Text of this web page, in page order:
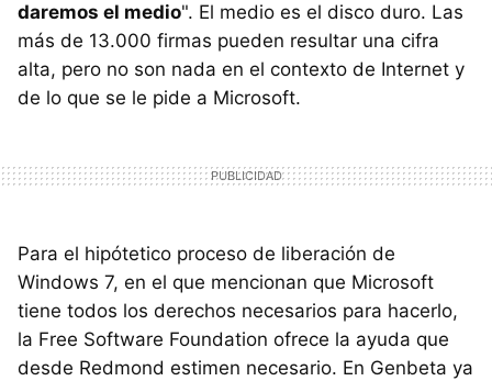
daremos el medio". El medio es el disco duro. Las
más de 13.000 firmas pueden resultar una cifra
alta, pero no son nada en el contexto de Internet y
de lo que se le pide a Microsoft.
Para el hipótetico proceso de liberación de
Windows 7, en el que mencionan que Microsoft
tiene todos los derechos necesarios para hacerlo,
la Free Software Foundation ofrece la ayuda que
desde Redmond estimen necesario. En Genbeta ya